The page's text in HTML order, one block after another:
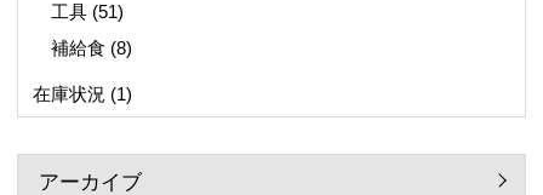
工具 (51)
補給食 (8)
在庫状況 (1)
アーカイブ